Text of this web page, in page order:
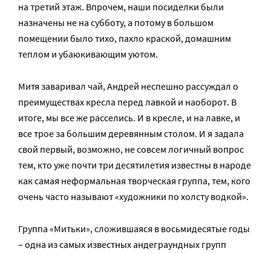
на третий этаж. Впрочем, наши посиделки были
назначены не на субботу, а потому в большом
помещении было тихо, пахло краской, домашним
теплом и убаюкивающим уютом.
Митя заваривал чай, Андрей неспешно рассуждал о
преимуществах кресла перед лавкой и наоборот. В
итоге, мы все же расселись. И в кресле, и на лавке, и
все трое за большим деревянным столом. И я задала
свой первый, возможно, не совсем логичный вопрос
тем, кто уже почти три десятилетия известны в народе
как самая неформальная творческая группа, тем, кого
очень часто называют «художники по холсту водкой».
Группа «Митьки», сложившаяся в восьмидесятые годы
– одна из самых известных андеграундных групп